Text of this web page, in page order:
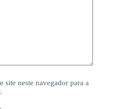
site neste navegador para a